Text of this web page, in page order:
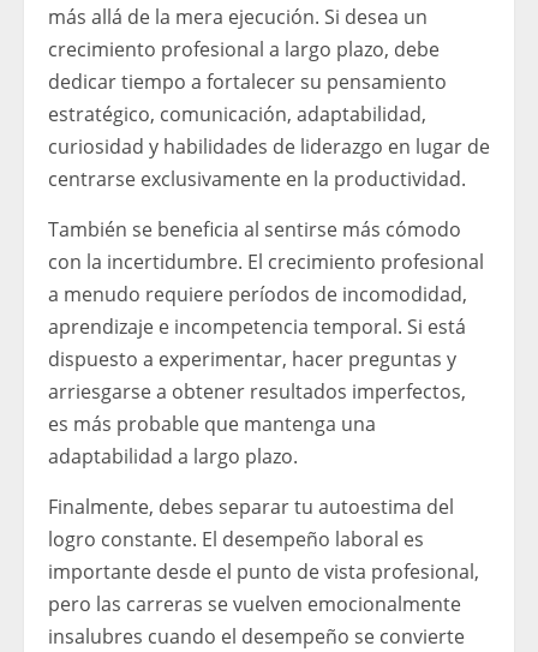
más allá de la mera ejecución. Si desea un
crecimiento profesional a largo plazo, debe
dedicar tiempo a fortalecer su pensamiento
estratégico, comunicación, adaptabilidad,
curiosidad y habilidades de liderazgo en lugar de
centrarse exclusivamente en la productividad.
También se beneficia al sentirse más cómodo
con la incertidumbre. El crecimiento profesional
a menudo requiere períodos de incomodidad,
aprendizaje e incompetencia temporal. Si está
dispuesto a experimentar, hacer preguntas y
arriesgarse a obtener resultados imperfectos,
es más probable que mantenga una
adaptabilidad a largo plazo.
Finalmente, debes separar tu autoestima del
logro constante. El desempeño laboral es
importante desde el punto de vista profesional,
pero las carreras se vuelven emocionalmente
insalubres cuando el desempeño se convierte